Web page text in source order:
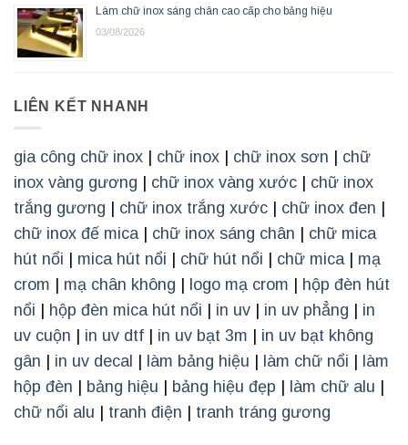
Làm chữ inox sáng chân cao cấp cho bảng hiệu
03/08/2026
LIÊN KẾT NHANH
gia công chữ inox chữ inox chữ inox sơn
chữ
inox vàng gương
chữ inox vàng xước
chữ inox
trắng gương
chữ inox trắng xước chữ inox đen
chữ inox đế mica| chữ inox sáng chân
chữ mica
hút nổi
mica hút nổi chữ hút nổi chữ mica| mạ
crom
mạ chân không logo mạ crom
hộp đèn hút
nổi
hộp đèn mica hút nổi in uv in uv phẳng
in
uv cuộn
in uv dtf in uv bạt 3m
in uv bạt không
gân
in uv decal làm bảng hiệu làm chữ nổi
làm
hộp đèn
bảng hiệu bảng hiệu đẹp làm chữ alu
chữ nổi alu
tranh điện tranh tráng gương